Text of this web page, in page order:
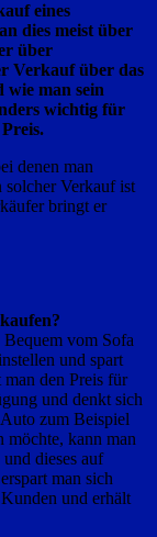
eines
dies meist über
über
Verkauf über das
wie man sein
wichtig für
denen man
solcher Verkauf ist
bringt er
vom Sofa
und spart
den Preis für
und denkt sich
Auto zum Beispiel
möchte, kann man
dieses auf
man sich
und erhält